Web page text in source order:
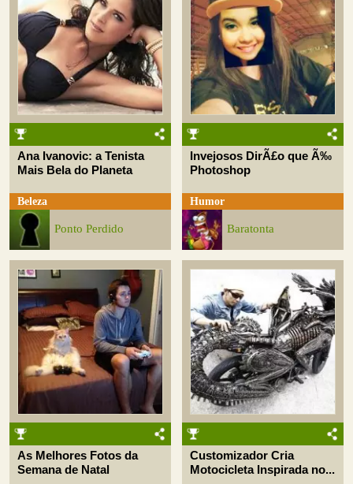
Ana Ivanovic: a Tenista
Mais Bela do Planeta
Beleza
Ponto Perdido
Invejosos DirÃ£o que Ã‰
Photoshop
Humor
Baratonta
As Melhores Fotos da
Semana de Natal
Customizador Cria
Motocicleta Inspirada no...